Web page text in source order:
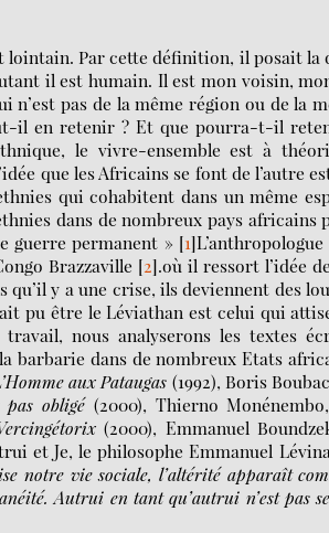
lointain. Par cette définition, il posait la
il est humain. Il est mon voisin,
pas de la même région ou de la
il en retenir ? Et que pourra-t-il
le vivre-ensemble est à
que les Africains se font de l’autre
qui cohabitent dans un même
dans de nombreux pays africains
guerre permanent » [1]
Brazzaville [2].où il ressort l’idée
y a une crise, ils deviennent des
pu être le Léviathan est celui qui
nous analyserons les textes
barbarie dans de nombreux Etats
aux Pataugas (1992), Boris
pas obligé(2000), Thierno Monénembo,
(2000), Emmanuel
et Je, le philosophe Emmanuel
notre vie sociale, l’altérité apparaît
Autrui en tant qu’autrui n’est pas